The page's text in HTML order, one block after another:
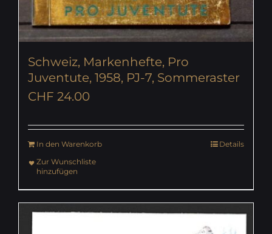
Schweiz, Markenhefte, Pro
Juventute, 1958, PJ-7, Sommeraster
CHF 24.00
In den Warenkorb
Details
Zur Wunschliste
hinzufügen